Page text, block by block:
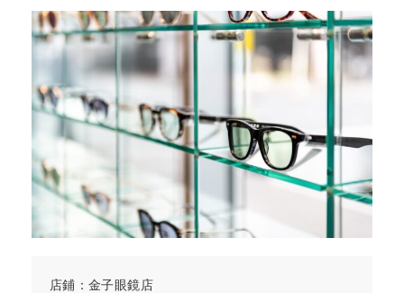
店鋪：金子眼鏡店